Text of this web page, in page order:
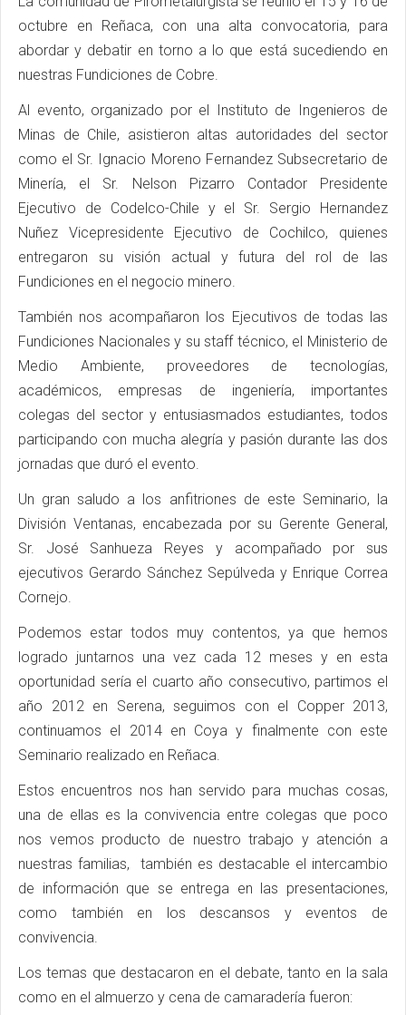
octubre en Reñaca, con una alta convocatoria, para
abordar y debatir en torno a lo que está sucediendo en
nuestras Fundiciones de Cobre.
Al evento, organizado por el Instituto de Ingenieros de
Minas de Chile, asistieron altas autoridades del sector
como el Sr. Ignacio Moreno Fernandez Subsecretario de
Minería, el Sr. Nelson Pizarro Contador Presidente
Ejecutivo de Codelco-Chile y el Sr. Sergio Hernandez
Nuñez Vicepresidente Ejecutivo de Cochilco, quienes
entregaron su visión actual y futura del rol de las
Fundiciones en el negocio minero.
También nos acompañaron los Ejecutivos de todas las
Fundiciones Nacionales y su staff técnico, el Ministerio de
Medio Ambiente, proveedores de tecnologías,
académicos, empresas de ingeniería, importantes
colegas del sector y entusiasmados estudiantes, todos
participando con mucha alegría y pasión durante las dos
jornadas que duró el evento.
Un gran saludo a los anfitriones de este Seminario, la
División Ventanas, encabezada por su Gerente General,
Sr. José Sanhueza Reyes y acompañado por sus
ejecutivos Gerardo Sánchez Sepúlveda y Enrique Correa
Cornejo.
Podemos estar todos muy contentos, ya que hemos
logrado juntarnos una vez cada 12 meses y en esta
oportunidad sería el cuarto año consecutivo, partimos el
año 2012 en Serena, seguimos con el Copper 2013,
continuamos el 2014 en Coya y finalmente con este
Seminario realizado en Reñaca.
Estos encuentros nos han servido para muchas cosas,
una de ellas es la convivencia entre colegas que poco
nos vemos producto de nuestro trabajo y atención a
nuestras familias, también es destacable el intercambio
de información que se entrega en las presentaciones,
como también en los descansos y eventos de
convivencia.
Los temas que destacaron en el debate, tanto en la sala
como en el almuerzo y cena de camaradería fueron: